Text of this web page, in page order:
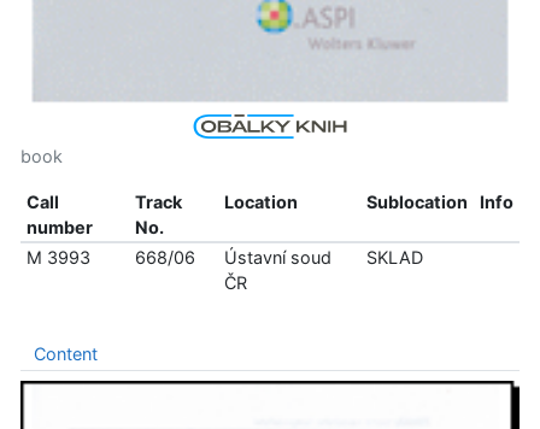
book
Call
number
Track
No.
Location Sublocation Info
M 3993 668/06
Ústavní soud
ČR
SKLAD
Content